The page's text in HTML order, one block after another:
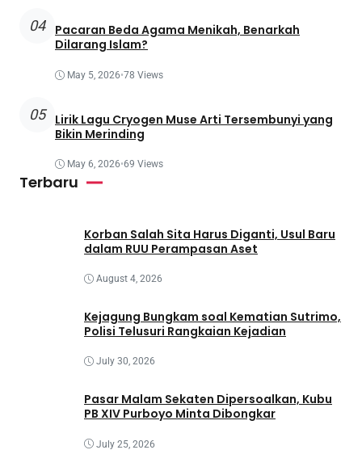
04
Pacaran Beda Agama Menikah, Benarkah
Dilarang Islam?
May 5, 2026•78 Views
05
Lirik Lagu Cryogen Muse Arti Tersembunyi yang
Bikin Merinding
May 6, 2026•69 Views
Terbaru
Korban Salah Sita Harus Diganti, Usul Baru
dalam RUU Perampasan Aset
August 4, 2026
Kejagung Bungkam soal Kematian Sutrimo,
Polisi Telusuri Rangkaian Kejadian
July 30, 2026
Pasar Malam Sekaten Dipersoalkan, Kubu
PB XIV Purboyo Minta Dibongkar
July 25, 2026